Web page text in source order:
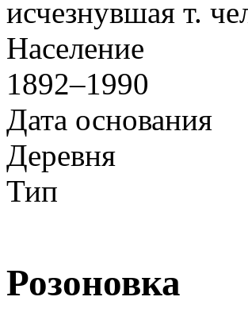
исчезнувшая т.
Население
1892–1990
Дата основания
Деревня
Тип
Розоновка